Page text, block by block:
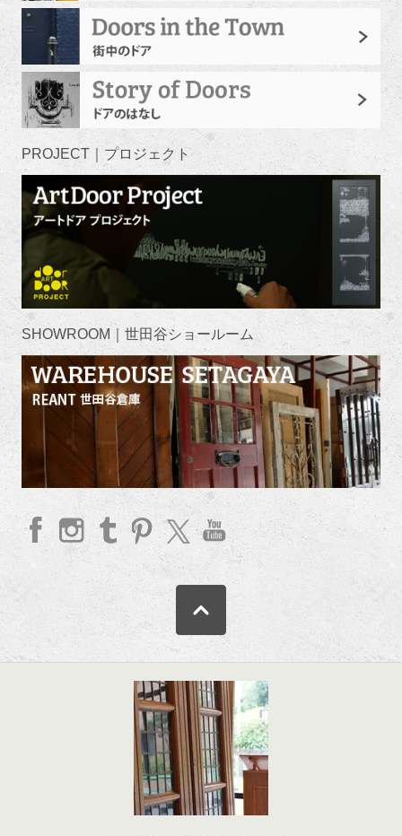
PROJECT｜プロジェクト
SHOWROOM｜世田谷ショールーム
Insta
gram
Pinte
rest
twitte
YouT
ube